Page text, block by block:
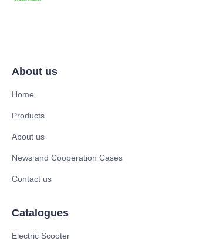
About us
Home
Products
About us
News and Cooperation Cases
Contact us
Catalogues
Electric Scooter